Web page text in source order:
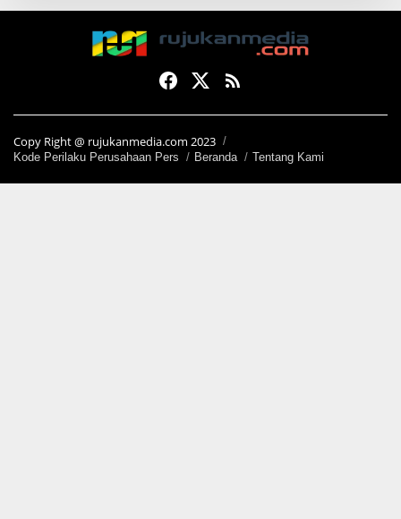
Copy Right @ rujukanmedia.com 2023
Kode Perilaku Perusahaan Pers Beranda Tentang Kami